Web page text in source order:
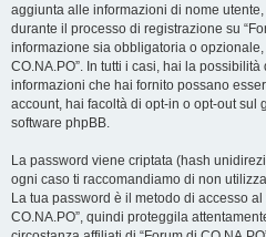
aggiunta alle informazioni di nome
durante il processo di registrazione su
informazione sia obbligatoria o
CO.NA.PO”. In tutti i casi, hai la
informazioni che hai fornito possano
account, hai facoltà di opt-in o opt-out sul
software phpBB.
La password viene criptata (hash
ogni caso ti raccomandiamo di non
La tua password è il metodo di accesso al
CO.NA.PO”, quindi proteggila